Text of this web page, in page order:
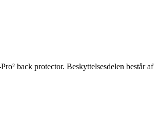
back protector. Beskyttelsesdelen består af